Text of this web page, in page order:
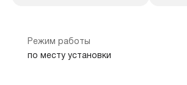
Режим работы
по месту установки